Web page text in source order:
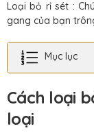
Loại bỏ rỉ sét :
gang của bạn
Mục lục
Cách loại
loại